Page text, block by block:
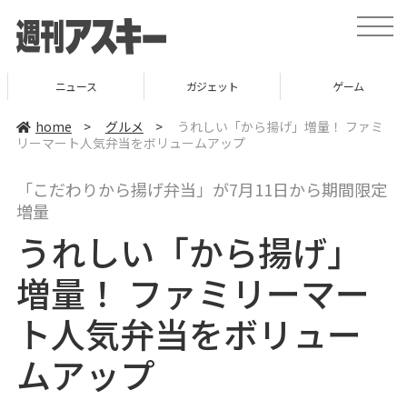
t
o
v
t
i
ニュース ガジェット ゲーム
home > グルメ >
うれしい「から揚げ」増量！ ファミ
リーマート人気弁当をボリュームアップ
「こだわりから揚げ弁当」が7月11日から期間限定
増量
うれしい「から揚げ」
増量！ ファミリーマー
ト人気弁当をボリュー
ムアップ